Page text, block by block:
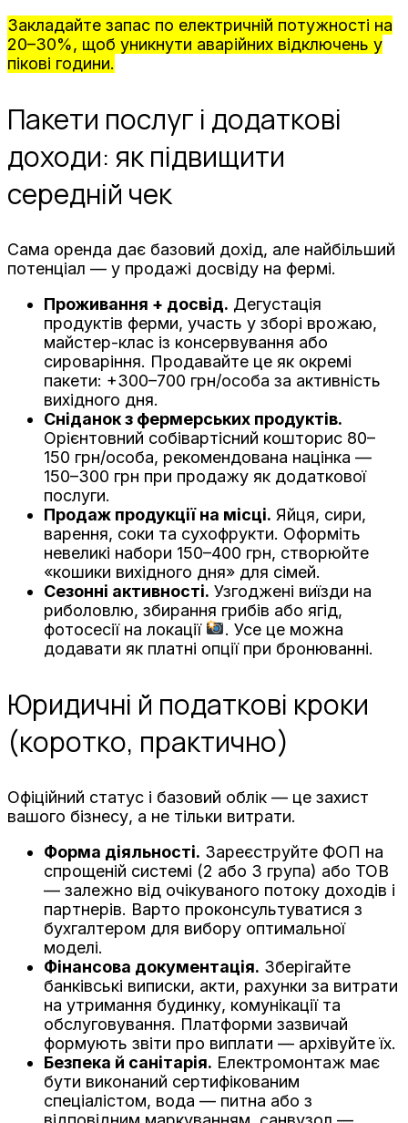
Закладайте запас по електричній потужності на
20–30%, щоб уникнути аварійних відключень у
пікові години.
Пакети послуг і додаткові
доходи: як підвищити
середній чек
Сама оренда дає базовий дохід, але найбільший
потенціал — у продажі досвіду на фермі.
Проживання + досвід. Дегустація
продуктів ферми, участь у зборі врожаю,
майстер-клас із консервування або
сироваріння. Продавайте це як окремі
пакети: +300–700 грн/особа за активність
вихідного дня.
Сніданок з фермерських продуктів.
Орієнтовний собівартісний кошторис 80–
150 грн/особа, рекомендована націнка —
150–300 грн при продажу як додаткової
послуги.
Продаж продукції на місці. Яйця, сири,
варення, соки та сухофрукти. Оформіть
невеликі набори 150–400 грн, створюйте
«кошики вихідного дня» для сімей.
Сезонні активності. Узгоджені виїзди на
риболовлю, збирання грибів або ягід,
фотосесії на локації
. Усе це можна
додавати як платні опції при бронюванні.
Юридичні й податкові кроки
(коротко, практично)
Офіційний статус і базовий облік — це захист
вашого бізнесу, а не тільки витрати.
Форма діяльності. Зареєструйте ФОП на
спрощеній системі (2 або 3 група) або ТОВ
— залежно від очікуваного потоку доходів і
партнерів. Варто проконсультуватися з
бухгалтером для вибору оптимальної
моделі.
Фінансова документація. Зберігайте
банківські виписки, акти, рахунки за витрати
на утримання будинку, комунікації та
обслуговування. Платформи зазвичай
формують звіти про виплати — архівуйте їх.
Безпека й санітарія. Електромонтаж має
бути виконаний сертифікованим
спеціалістом, вода — питна або з